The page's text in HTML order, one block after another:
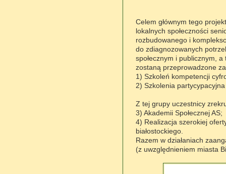
Celem głównym tego
lokalnych społeczności
rozbudowanego i
do zdiagnozowanych
społecznym i publicznym,
zostaną przeprowadzone
1) Szkoleń kompetencji
2) Szkolenia
Z tej grupy uczestnicy
3) Akademii Społecznej AS;
4) Realizacja szerokiej
białostockiego.
Razem w działaniach
(z uwzględnieniem miasta